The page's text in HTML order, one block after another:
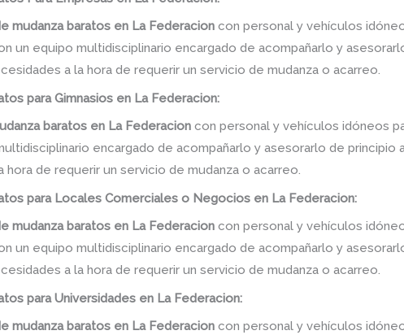
mudanza baratos en La Federacion con personal y vehículos
un equipo multidisciplinario encargado de acompañarlo y
a la hora de requerir un servicio de mudanza o acarreo.
para Gimnasios en La Federacion:
baratos en La Federacion con personal y vehículos idóneos
encargado de acompañarlo y asesorarlo de
hora de requerir un servicio de mudanza o acarreo.
para Locales Comerciales o Negocios en La Federacion:
mudanza baratos en La Federacion con personal y vehículos
un equipo multidisciplinario encargado de acompañarlo y
a la hora de requerir un servicio de mudanza o acarreo.
para Universidades en La Federacion:
mudanza baratos en La Federacion con personal y vehículos